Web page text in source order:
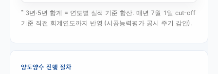
* 3년·5년 합계 = 연도별 실적 기준 합산. 매년 7월 1일 cut-off
기준 직전 회계연도까지 반영 (시공능력평가 공시 주기 감안).
양도양수 진행 절차